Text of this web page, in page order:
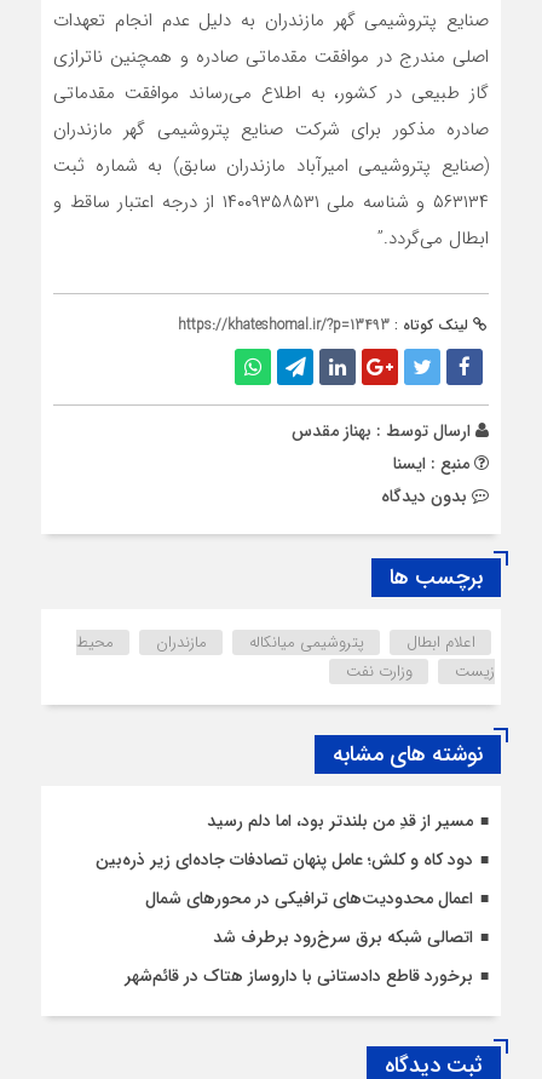
صنایع پتروشیمی گهر مازندران به‌ دلیل عدم انجام تعهدات
اصلی مندرج در موافقت مقدماتی صادره و همچنین ناترازی
گاز طبیعی در کشور، به اطلاع می‌رساند موافقت مقدماتی
صادره مذکور برای شرکت صنایع پتروشیمی گهر مازندران
(صنایع پتروشیمی امیرآباد مازندران سابق) به شماره ثبت
۵۶۳۱۳۴ و شناسه ملی ۱۴۰۰۹۳۵۸۵۳۱ از درجه اعتبار ساقط و
ابطال می‌گردد.”
لینک کوتاه : https://khateshomal.ir/?p=13493
ارسال توسط : بهناز مقدس
منبع : ایسنا
بدون دیدگاه
برچسب ها
اعلام ابطال پتروشیمی میانکاله مازندران
محیط
زیست
وزارت نفت
نوشته های مشابه
مسیر از قدِ من بلندتر بود، اما دلم رسید
دود کاه و کلش؛ عامل پنهان تصادفات جاده‌ای زیر ذره‌بین
اعمال محدودیت‌‌های ترافیکی در محورهای شمال
اتصالی شبکه برق سرخ‌رود برطرف شد
برخورد قاطع دادستانی با داروساز هتاک در قائم‌شهر
ثبت دیدگاه